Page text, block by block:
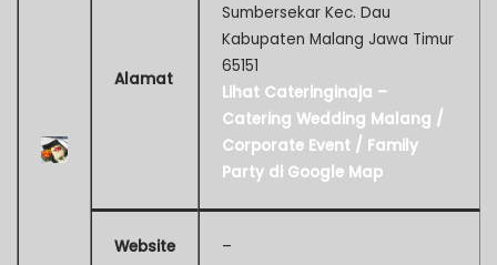
Alamat
Sumbersekar Kec. Dau
Kabupaten Malang Jawa Timur
65151
Lihat Cateringinaja –
Catering Wedding Malang /
Corporate Event / Family
Party di Google Map
Website –